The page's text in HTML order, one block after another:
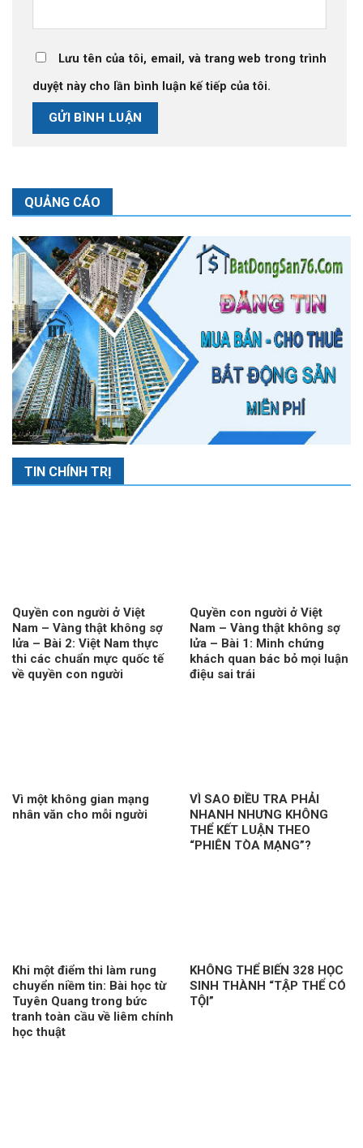
Lưu tên của tôi, email, và trang web trong trình
duyệt này cho lần bình luận kế tiếp của tôi.
QUẢNG CÁO
TIN CHÍNH TRỊ
Quyền con người ở Việt
Nam – Vàng thật không sợ
lửa – Bài 2: Việt Nam thực
thi các chuẩn mực quốc tế
về quyền con người
Quyền con người ở Việt
Nam – Vàng thật không sợ
lửa – Bài 1: Minh chứng
khách quan bác bỏ mọi luận
điệu sai trái
Vì một không gian mạng
nhân văn cho mỗi người
VÌ SAO ĐIỀU TRA PHẢI
NHANH NHƯNG KHÔNG
THỂ KẾT LUẬN THEO
“PHIÊN TÒA MẠNG”?
Khi một điểm thi làm rung
chuyển niềm tin: Bài học từ
Tuyên Quang trong bức
tranh toàn cầu về liêm chính
học thuật
KHÔNG THỂ BIẾN 328 HỌC
SINH THÀNH “TẬP THỂ CÓ
TỘI”